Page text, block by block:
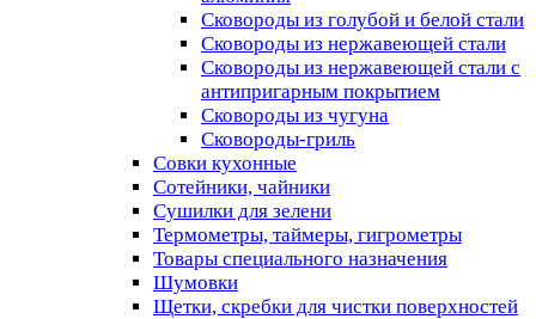
Сковороды из голубой и белой стали
Сковороды из нержавеющей стали
Сковороды из нержавеющей стали с
антипригарным покрытием
Сковороды из чугуна
Сковороды-гриль
Совки кухонные
Сотейники, чайники
Сушилки для зелени
Термометры, таймеры, гигрометры
Товары специального назначения
Шумовки
Щетки, скребки для чистки поверхностей